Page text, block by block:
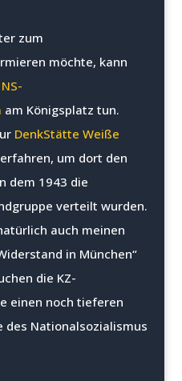
zum
möchte, kann
NS-
am Königsplatz tun.
DenkStätte Weiße
um dort den
dem 1943 die
verteilt wurden.
auch meinen
in München“
die KZ-
einen noch tieferen
des Nationalsozialismus